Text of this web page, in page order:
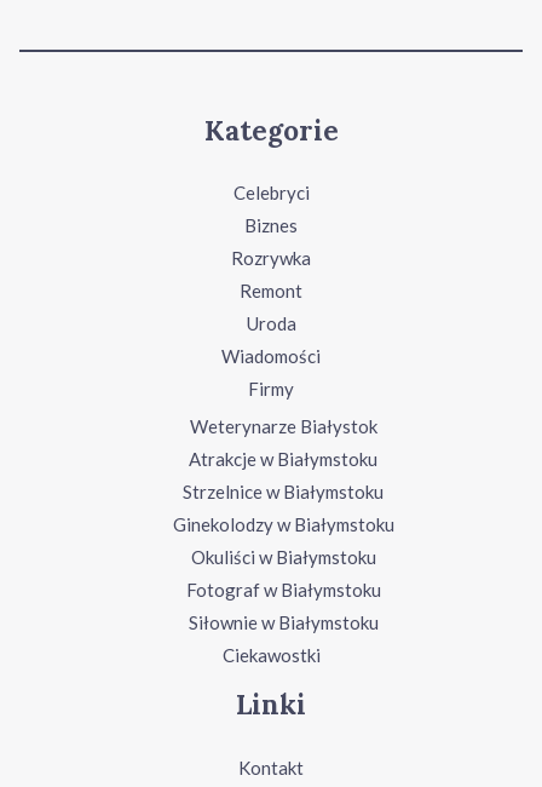
Kategorie
Celebryci
Biznes
Rozrywka
Remont
Uroda
Wiadomości
Firmy
Weterynarze Białystok
Atrakcje w Białymstoku
Strzelnice w Białymstoku
Ginekolodzy w Białymstoku
Okuliści w Białymstoku
Fotograf w Białymstoku
Siłownie w Białymstoku
Ciekawostki
Linki
Kontakt